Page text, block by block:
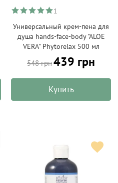
1
Универсальный крем-пена для
душа hands-face-body "ALOE
VERA" Phytorelax 500 мл
548 грн439 грн
Купить